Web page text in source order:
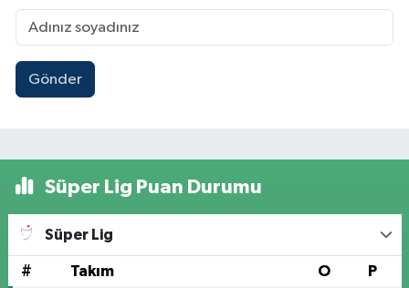
Gönder
Süper Lig Puan Durumu
Süper Lig
# Takım O P